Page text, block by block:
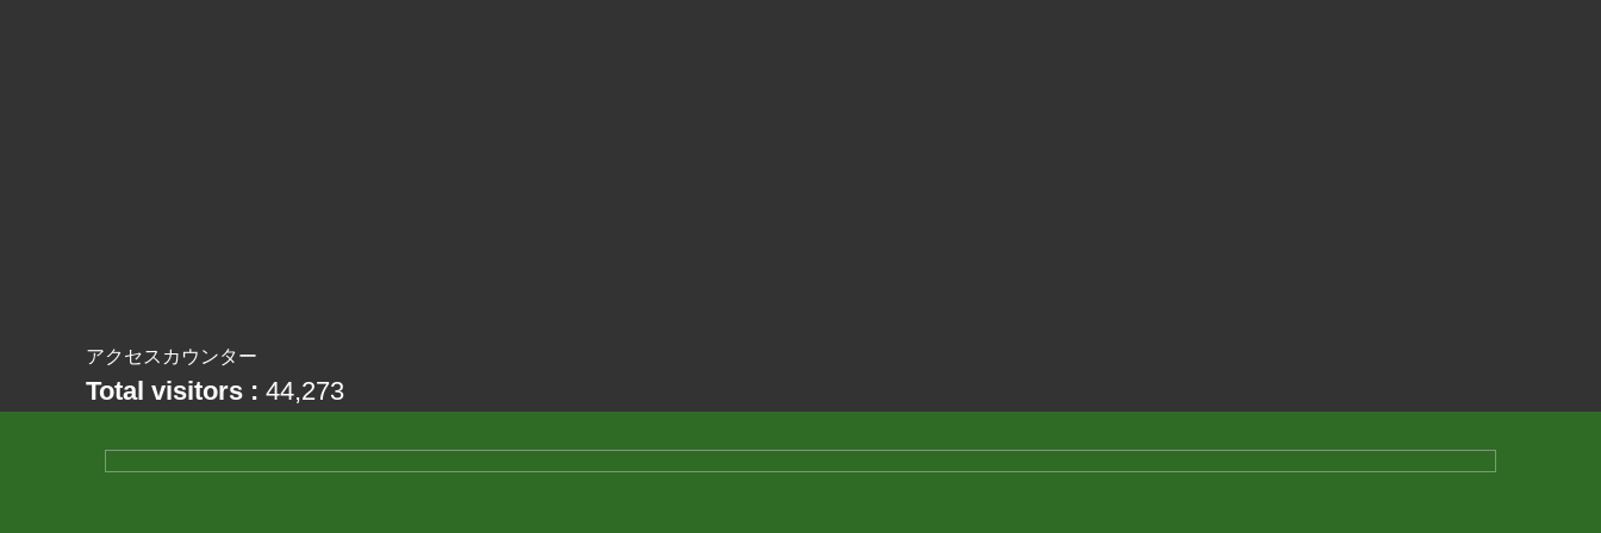
アクセスカウンター
Total visitors : 44,273